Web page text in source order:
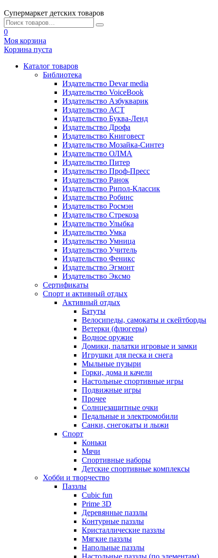
Супермаркет детских товаров
0
Моя корзина
Корзина пуста
Каталог товаров
Библиотека
Издательство Devar media
Издательство VoiceBook
Издательство Азбукварик
Издательство АСТ
Издательство Буква-Ленд
Издательство Дрофа
Издательство Книговест
Издательство Мозайка-Синтез
Издательство ОЛМА
Издательство Питер
Издательство Проф-Пресс
Издательство Ранок
Издательство Рипол-Классик
Издательство Робинс
Издательство Росмэн
Издательство Стрекоза
Издательство Улыбка
Издательство Умка
Издательство Умница
Издательство Учитель
Издательство Феникс
Издательство Эгмонт
Издательство Эксмо
Сертификаты
Спорт и активный отдых
Активный отдых
Батуты
Велосипеды, самокаты и скейтборды
Ветерки (флюгеры)
Водное оружие
Домики, палатки игровые и замки
Игрушки для песка и снега
Мыльные пузыри
Горки, дома и качели
Настольные спортивные игры
Подвижные игры
Прочее
Солнцезащитные очки
Педальные и электромобили
Санки, снегокаты и лыжи
Спорт
Коньки
Мячи
Спортивные наборы
Детские спортивные комплексы
Хобби и творчество
Паззлы
Cubic fun
Prime 3D
Деревянные паззлы
Контурные паззлы
Кристаллические паззлы
Мягкие паззлы
Напольные паззлы
Настольные паззлы (по элементам)